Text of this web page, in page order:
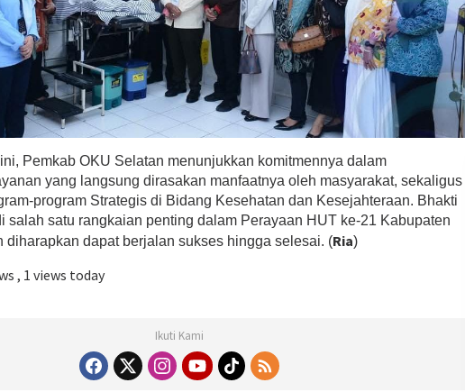
Pemkab OKU Selatan menunjukkan komitmennya dalam
yang langsung dirasakan manfaatnya oleh masyarakat, sekaligus
program Strategis di Bidang Kesehatan dan Kesejahteraan. Bhakti
salah satu rangkaian penting dalam Perayaan HUT ke-21 Kabupaten
diharapkan dapat berjalan sukses hingga selesai. (Ria)
, 1 views today
Ikuti Kami